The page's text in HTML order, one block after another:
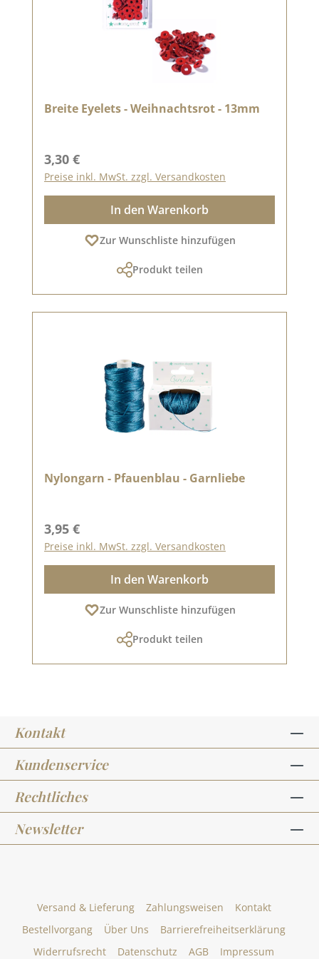
Breite Eyelets - Weihnachtsrot - 13mm
Regulärer Preis:
3,30 €
Preise inkl. MwSt. zzgl. Versandkosten
In den Warenkorb
Zur Wunschliste hinzufügen
Produkt teilen
Nylongarn - Pfauenblau - Garnliebe
Regulärer Preis:
3,95 €
Preise inkl. MwSt. zzgl. Versandkosten
In den Warenkorb
Zur Wunschliste hinzufügen
Produkt teilen
Kontakt
Kundenservice
Rechtliches
Newsletter
Versand & Lieferung Zahlungsweisen
Kontakt
Bestellvorgang
Über Uns
Barrierefreiheitserklärung
Widerrufsrecht
Datenschutz AGB Impressum